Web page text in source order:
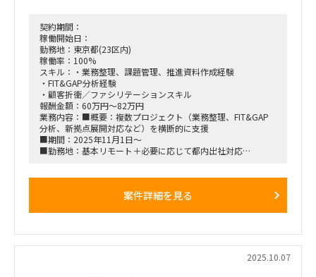
契約期間：
稼働開始日：
勤務地：東京都(23区内)
稼働率：100%
スキル：・業務整理、課題管理、推進資料作成経験
・FIT&GAP分析経験
・顧客折衝／ファシリテーションスキル
報酬金額：60万円～82万円
業務内容：■概要：複数プロジェクト（業務整理、FIT&GAP
分析、新拠点展開対応など）を横断的に支援
■期間：2025年11月1日〜
■勤務地：基本リモート＋必要に応じて都内出社対応
案件詳細を見る
2025.10.07